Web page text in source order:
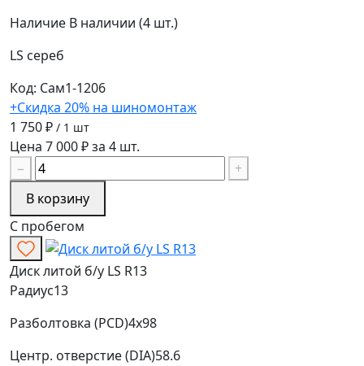
Наличие В наличии (4 шт.)
LS сереб
Код: Сам1-1206
+Скидка 20% на шиномонтаж
1 750 ₽ / 1 шт
Цена 7 000 ₽ за 4 шт.
−
+
В корзину
С пробегом
Диск литой б/у LS R13
Радиус13
Разболтовка (PCD)4x98
Центр. отверстие (DIA)58.6